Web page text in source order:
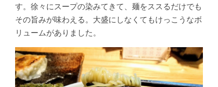
す。徐々にスープの染みてきて、麺をススるだけでも
その旨みが味わえる。大盛にしなくてもけっこうなボ
リュームがありました。